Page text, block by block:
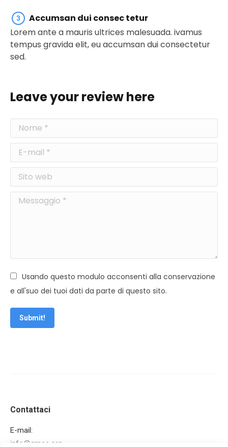
Accumsan dui consec tetur
Lorem ante a mauris ultrices malesuada. ivamus
tempus gravida elit, eu accumsan dui consectetur
sed.
Leave your review here
Nome *
E-mail *
Sito web
Messaggio *
Usando questo modulo acconsenti alla conservazione
e all'suo dei tuoi dati da parte di questo sito.
Submit!
Contattaci
E-mail:
info@gmee.org